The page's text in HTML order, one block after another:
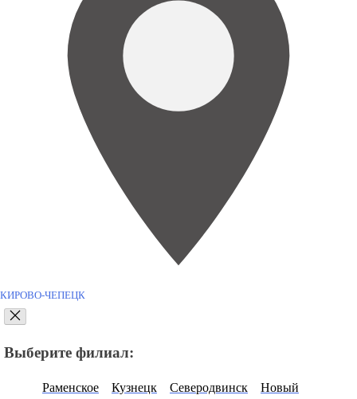
КИРОВО-ЧЕПЕЦК
Выберите филиал:
Раменское Кузнецк Северодвинск
Новый